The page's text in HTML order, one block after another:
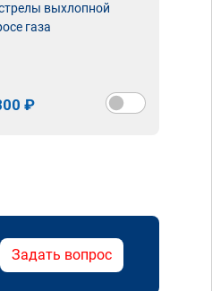
выхлопной
газа
₽
Задать вопрос